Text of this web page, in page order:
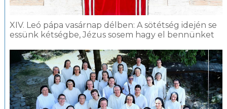
XIV. Leó pápa vasárnap délben: A sötétség idején se
essünk kétségbe, Jézus sosem hagy el bennünket